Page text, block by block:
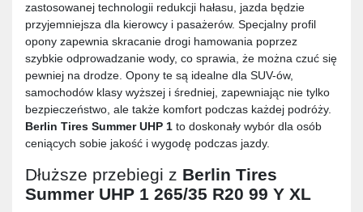
zastosowanej technologii redukcji hałasu, jazda będzie
przyjemniejsza dla kierowcy i pasażerów. Specjalny profil
opony zapewnia skracanie drogi hamowania poprzez
szybkie odprowadzanie wody, co sprawia, że można czuć się
pewniej na drodze. Opony te są idealne dla SUV-ów,
samochodów klasy wyższej i średniej, zapewniając nie tylko
bezpieczeństwo, ale także komfort podczas każdej podróży.
Berlin Tires Summer UHP 1 to doskonały wybór dla osób
ceniących sobie jakość i wygodę podczas jazdy.
Dłuższe przebiegi z Berlin Tires
Summer UHP 1 265/35 R20 99 Y XL